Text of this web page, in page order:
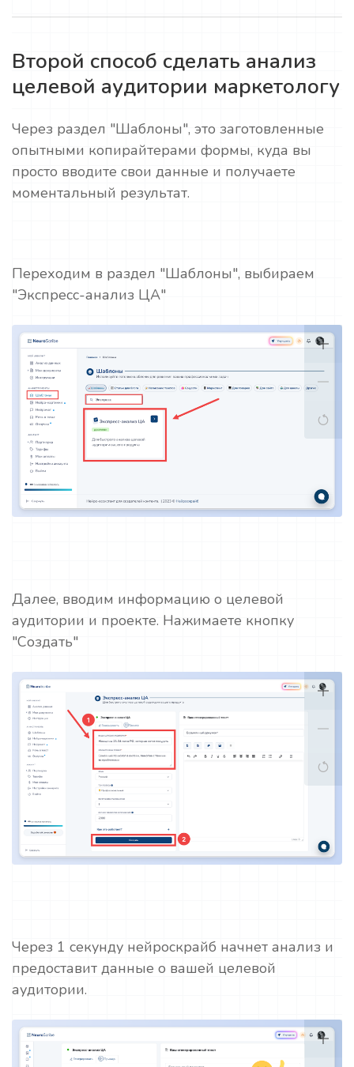
Второй способ сделать анализ
целевой аудитории маркетологу
Через раздел "Шаблоны", это заготовленные
опытными копирайтерами формы, куда вы
просто вводите свои данные и получаете
моментальный результат.
Переходим в раздел "Шаблоны", выбираем
"Экспресс-анализ ЦА"
Далее, вводим информацию о целевой
аудитории и проекте. Нажимаете кнопку
"Создать"
Через 1 секунду нейроскрайб начнет анализ и
предоставит данные о вашей целевой
аудитории.